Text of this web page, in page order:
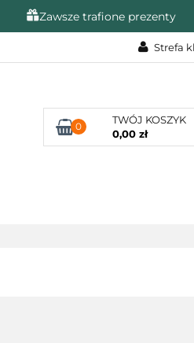
Zawsze trafione prezenty
Strefa
Dodaj
0
TWÓJ KOSZYK
0,00 zł